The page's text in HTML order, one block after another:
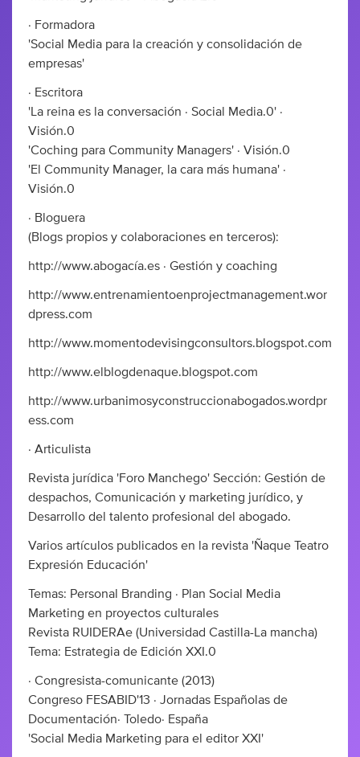
· Formadora
'Social Media para la creación y consolidación de
empresas'
· Escritora
'La reina es la conversación · Social Media.0' ·
Visión.0
'Coching para Community Managers' · Visión.0
'El Community Manager, la cara más humana' ·
Visión.0
· Bloguera
(Blogs propios y colaboraciones en terceros):
http://www.abogacía.es · Gestión y coaching
http://www.entrenamientoenprojectmanagement.wor
dpress.com
http://www.momentodevisingconsultors.blogspot.com
http://www.elblogdenaque.blogspot.com
http://www.urbanimosyconstruccionabogados.wordpr
ess.com
· Articulista
Revista jurídica 'Foro Manchego' Sección: Gestión de
despachos, Comunicación y marketing jurídico, y
Desarrollo del talento profesional del abogado.
Varios artículos publicados en la revista 'Ñaque Teatro
Expresión Educación'
Temas: Personal Branding · Plan Social Media
Marketing en proyectos culturales
Revista RUIDERAe (Universidad Castilla-La mancha)
Tema: Estrategia de Edición XXI.0
· Congresista-comunicante (2013)
Congreso FESABID'13 · Jornadas Españolas de
Documentación· Toledo· España
'Social Media Marketing para el editor XXI'